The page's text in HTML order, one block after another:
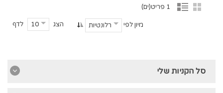
1 פריט(ים)
הצג 10 לדף מיון לפי רלונטיות
סל הקניות שלי